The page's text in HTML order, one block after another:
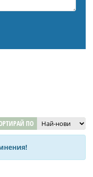
ПО